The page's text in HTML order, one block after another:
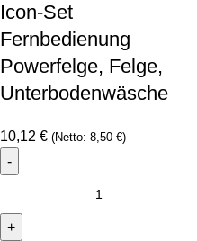
Icon-Set
Fernbedienung
Powerfelge, Felge,
Unterbodenwäsche
10,12 € (Netto: 8,50 €)